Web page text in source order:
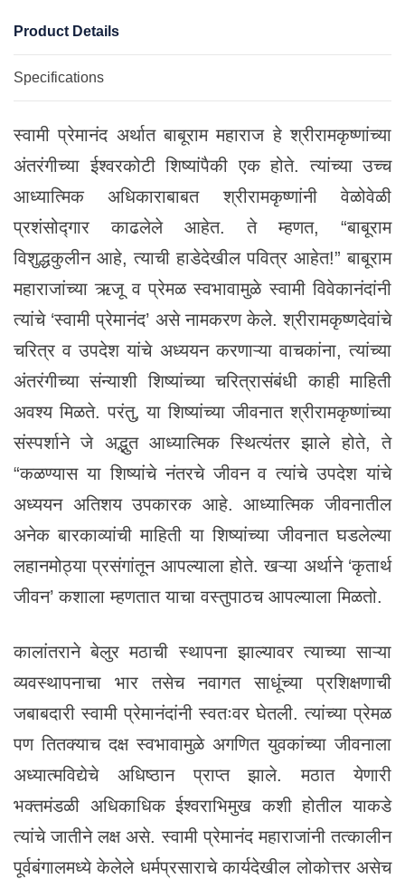
Product Details
Specifications
स्वामी प्रेमानंद अर्थात बाबूराम महाराज हे श्रीरामकृष्णांच्या
अंतरंगीच्या ईश्वरकोटी शिष्यांपैकी एक होते. त्यांच्या उच्च
आध्यात्मिक अधिकाराबाबत श्रीरामकृष्णांनी वेळोवेळी
प्रशंसोद्गार काढलेले आहेत. ते म्हणत, “बाबूराम
विशुद्धकुलीन आहे, त्याची हाडेदेखील पवित्र आहेत!” बाबूराम
महाराजांच्या ऋजू व प्रेमळ स्वभावामुळे स्वामी विवेकानंदांनी
त्यांचे ‘स्वामी प्रेमानंद’ असे नामकरण केले. श्रीरामकृष्णदेवांचे
चरित्र व उपदेश यांचे अध्ययन करणाऱ्या वाचकांना, त्यांच्या
अंतरंगीच्या संन्याशी शिष्यांच्या चरित्रासंबंधी काही माहिती
अवश्य मिळते. परंतु, या शिष्यांच्या जीवनात श्रीरामकृष्णांच्या
संस्पर्शाने जे अद्भुत आध्यात्मिक स्थित्यंतर झाले होते, ते
“कळण्यास या शिष्यांचे नंतरचे जीवन व त्यांचे उपदेश यांचे
अध्ययन अतिशय उपकारक आहे. आध्यात्मिक जीवनातील
अनेक बारकाव्यांची माहिती या शिष्यांच्या जीवनात घडलेल्या
लहानमोठ्या प्रसंगांतून आपल्याला होते. खऱ्या अर्थाने ‘कृतार्थ
जीवन’ कशाला म्हणतात याचा वस्तुपाठच आपल्याला मिळतो.
कालांतराने बेलुर मठाची स्थापना झाल्यावर त्याच्या साऱ्या
व्यवस्थापनाचा भार तसेच नवागत साधूंच्या प्रशिक्षणाची
जबाबदारी स्वामी प्रेमानंदांनी स्वतःवर घेतली. त्यांच्या प्रेमळ
पण तितक्याच दक्ष स्वभावामुळे अगणित युवकांच्या जीवनाला
अध्यात्मविद्येचे अधिष्ठान प्राप्त झाले. मठात येणारी
भक्तमंडळी अधिकाधिक ईश्वराभिमुख कशी होतील याकडे
त्यांचे जातीने लक्ष असे. स्वामी प्रेमानंद महाराजांनी तत्कालीन
पूर्वबंगालमध्ये केलेले धर्मप्रसाराचे कार्यदेखील लोकोत्तर असेच